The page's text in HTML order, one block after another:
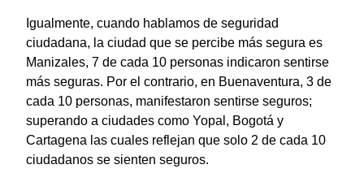
Igualmente, cuando hablamos de seguridad
ciudadana, la ciudad que se percibe más segura es
Manizales, 7 de cada 10 personas indicaron sentirse
más seguras. Por el contrario, en Buenaventura, 3 de
cada 10 personas, manifestaron sentirse seguros;
superando a ciudades como Yopal, Bogotá y
Cartagena las cuales reflejan que solo 2 de cada 10
ciudadanos se sienten seguros.